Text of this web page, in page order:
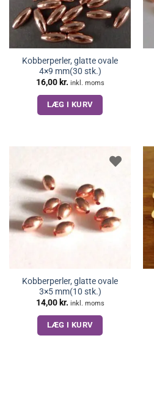
Kobberperler, glatte ovale
4×9 mm(30 stk.)
16,00 kr. inkl. moms
LÆG I KURV
Kobberperler, glatte ovale
3×5 mm(10 stk.)
14,00 kr. inkl. moms
LÆG I KURV